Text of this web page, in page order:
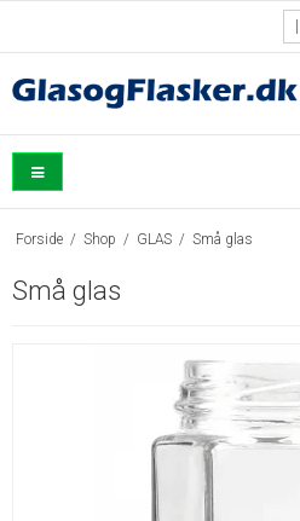
Forside / Shop / GLAS / Små glas
Små glas